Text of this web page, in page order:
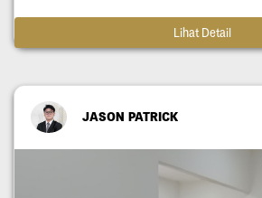
Lihat Detail
JASON PATRICK